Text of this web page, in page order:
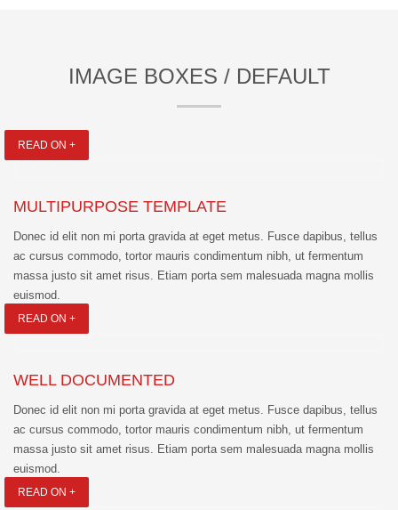
IMAGE BOXES / DEFAULT
READ ON +
MULTIPURPOSE TEMPLATE
Donec id elit non mi porta gravida at eget metus. Fusce dapibus, tellus
ac cursus commodo, tortor mauris condimentum nibh, ut fermentum
massa justo sit amet risus. Etiam porta sem malesuada magna mollis
euismod.
READ ON +
WELL DOCUMENTED
Donec id elit non mi porta gravida at eget metus. Fusce dapibus, tellus
ac cursus commodo, tortor mauris condimentum nibh, ut fermentum
massa justo sit amet risus. Etiam porta sem malesuada magna mollis
euismod.
READ ON +